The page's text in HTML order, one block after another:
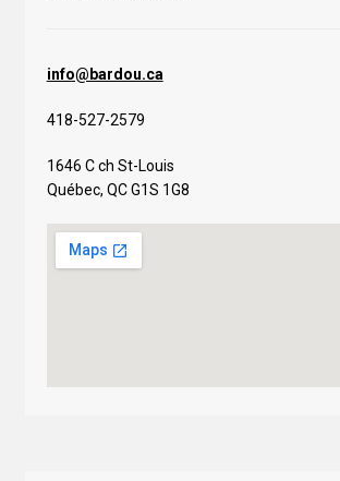
info@bardou.ca
418-527-2579
1646 C ch St-Louis
Québec, QC G1S 1G8